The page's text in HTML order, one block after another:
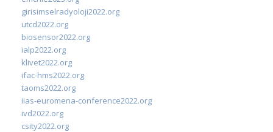
girisimselradyoloji2022.org
utcd2022.org
biosensor2022.org
ialp2022.org
klivet2022.org
ifac-hms2022.org
taoms2022.org
iias-euromena-conference2022.org
ivd2022.org
csity2022.org